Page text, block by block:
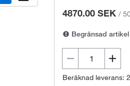
4870.00 SEK /
Begränsad artikel
Beräknad leverans: